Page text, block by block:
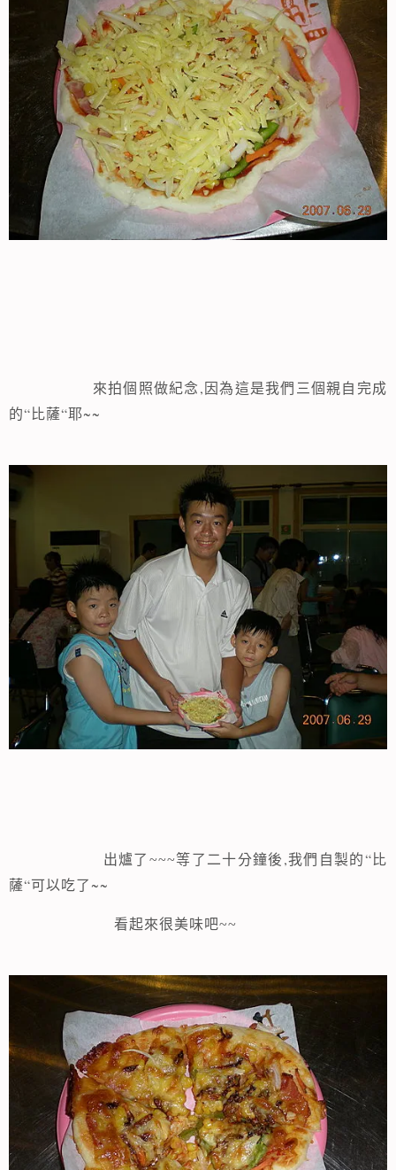
來拍個照做紀念 , 因為這是我們三個親自完成
的“ 比薩“耶~~
出爐了~~~等了二十分鐘後 ,我們自製的“ 比
薩“可以吃了 ~~
看起來很美味吧~~